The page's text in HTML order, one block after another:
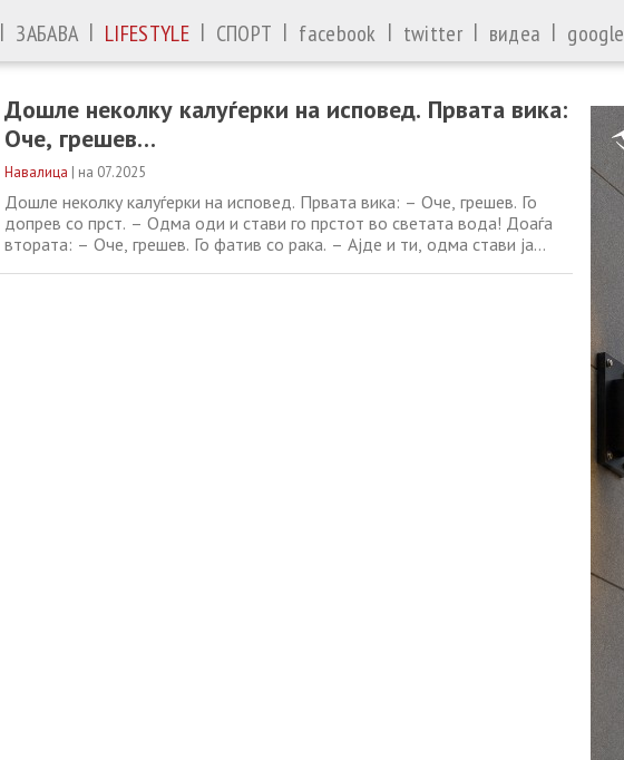
| ЗАБАВА | LIFESTYLE | СПОРТ | facebook | twitter | видеа | google
Дошле неколку калуѓерки на исповед. Првата вика:
Оче, грешев…
Навалица | на 07.2025
Дошле неколку калуѓерки на исповед. Првата вика: – Оче, грешев. Го
допрев со прст. – Одма оди и стави го прстот во светата вода! Доаѓа
втората: – Оче, грешев. Го фатив со рака. – Ајде и ти, одма стави ја